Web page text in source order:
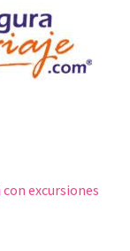
excursiones